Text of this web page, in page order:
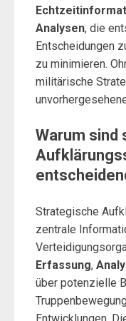
Analysen, die
Entscheidungen
zu minimieren.
militärische
Warum
Strategische
zentrale
Erfassung,
über potenzielle